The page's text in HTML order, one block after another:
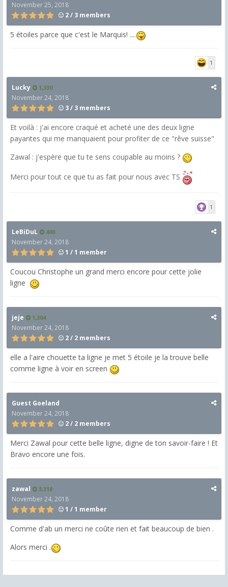
November 25, 2018
2 / 3 members
5 étoiles parce que c'est le Marquis! ....
1
Lucky 1,330
November 24, 2018
3 / 3 members
Et voilà : j'ai encore craqué et acheté une des deux ligne
payantes qui me manquaient pour profiter de ce "rêve suisse"
Zawal : j'espère que tu te sens coupable au moins ?
Merci pour tout ce que tu as fait pour nous avec TS
1
LeBiDuL 400
November 24, 2018
1 / 1 member
Coucou Christophe un grand merci encore pour cette jolie
ligne
jeje 1,304
November 24, 2018
2 / 2 members
elle a l'aire chouette ta ligne je met 5 étoile je la trouve belle
comme ligne à voir en screen
Guest Goeland
November 24, 2018
2 / 2 members
Merci Zawal pour cette belle ligne, digne de ton savoir-faire ! Et
Bravo encore une fois.
zawal 3,318
November 24, 2018
1 / 1 member
Comme d'ab un merci ne coûte rien et fait beaucoup de bien .
Alors merci .